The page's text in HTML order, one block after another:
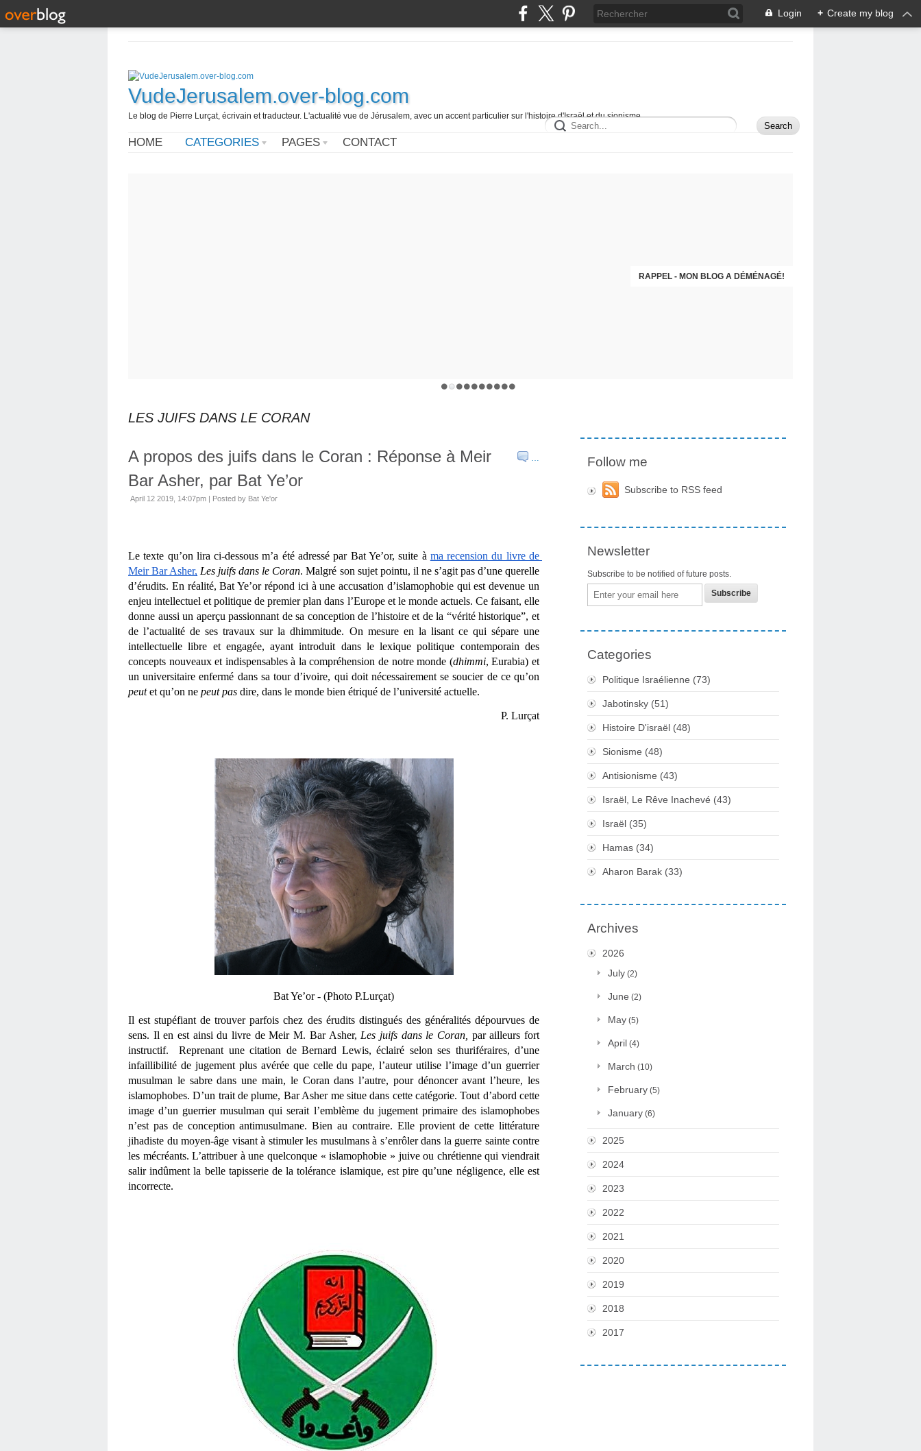
Login + Create my blog
VudeJerusalem.over-blog.com
Le blog de Pierre Lurçat, écrivain et traducteur. L'actualité vue de Jérusalem, avec un accent particulier sur l'histoire d'Israël et du sionisme.
HOME CATEGORIES PAGES CONTACT
RAPPEL - MON BLOG A DÉMÉNAGÉ!
LES JUIFS DANS LE CORAN
…
A propos des juifs dans le Coran : Réponse à Meir
Bar Asher, par Bat Ye’or
April 12 2019, 14:07pm | Posted by Bat Ye'or
Le texte qu’on lira ci-dessous m’a été adressé par Bat Ye’or, suite à ma recension du livre de
Meir Bar Asher, Les juifs dans le Coran. Malgré son sujet pointu, il ne s’agit pas d’une querelle
d’érudits. En réalité, Bat Ye’or répond ici à une accusation d’islamophobie qui est devenue un
enjeu intellectuel et politique de premier plan dans l’Europe et le monde actuels. Ce faisant, elle
donne aussi un aperçu passionnant de sa conception de l’histoire et de la “vérité historique”, et
de l’actualité de ses travaux sur la dhimmitude. On mesure en la lisant ce qui sépare une
intellectuelle libre et engagée, ayant introduit dans le lexique politique contemporain des
concepts nouveaux et indispensables à la compréhension de notre monde (dhimmi, Eurabia) et
peut et qu’on ne peut pas dire, dans le monde bien étriqué de l’université actuelle.
P. Lurçat
Bat Ye’or - (Photo P.Lurçat)
Il est stupéfiant de trouver parfois chez des érudits distingués des généralités dépourvues de
sens. Il en est ainsi du livre de Meir M. Bar Asher, Les juifs dans le Coran, par ailleurs fort
instructif.  Reprenant une citation de Bernard Lewis, éclairé selon ses thuriféraires, d’une
infaillibilité de jugement plus avérée que celle du pape, l’auteur utilise l’image d’un guerrier
musulman le sabre dans une main, le Coran dans l’autre, pour dénoncer avant l’heure, les
islamophobes. D’un trait de plume, Bar Asher me situe dans cette catégorie. Tout d’abord cette
image d’un guerrier musulman qui serait l’emblème du jugement primaire des islamophobes
n’est pas de conception antimusulmane. Bien au contraire. Elle provient de cette littérature
jihadiste du moyen-âge visant à stimuler les musulmans à s’enrôler dans la guerre sainte contre
les mécréants. L’attribuer à une quelconque « islamophobie » juive ou chrétienne qui viendrait
salir indûment la belle tapisserie de la tolérance islamique, est pire qu’une négligence, elle est
incorrecte.
Follow me
Subscribe to RSS feed
Newsletter
Subscribe to be notified of future posts.
Email
Categories
Politique Israélienne (73)
Jabotinsky (51)
Histoire D'israël (48)
Sionisme (48)
Antisionisme (43)
Israël, Le Rêve Inachevé (43)
Israël (35)
Hamas (34)
Aharon Barak (33)
Archives
2026
July (2)
June (2)
May (5)
April (4)
March (10)
February (5)
January (6)
2025
2024
2023
2022
2021
2020
2019
2018
2017